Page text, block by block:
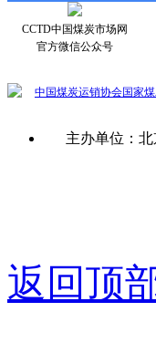
CCTD中国煤炭市场网
官方微信公众号
中国煤炭运销协会国家
主办单位：北
返回顶